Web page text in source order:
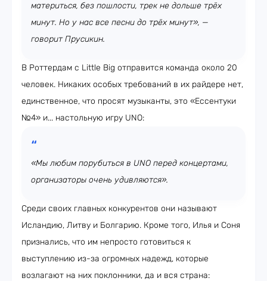
материться, без пошлости, трек не дольше трёх
минут. Но у нас все песни до трёх минут», —
говорит Прусикин.
В Роттердам с Little Big отправится команда около 20
человек. Никаких особых требований в их райдере нет,
единственное, что просят музыканты, это «Ессентуки
№4» и... настольную игру UNO:
«Мы любим порубиться в UNO перед концертами,
организаторы очень удивляются».
Среди своих главных конкурентов они называют
Исландию, Литву и Болгарию. Кроме того, Илья и Соня
признались, что им непросто готовиться к
выступлению из-за огромных надежд, которые
возлагают на них поклонники, да и вся страна: